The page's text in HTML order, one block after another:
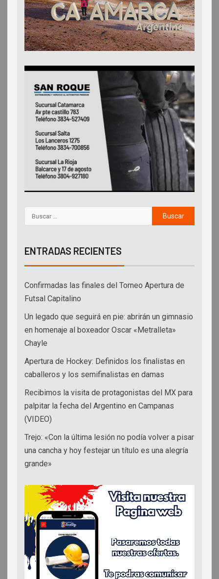
ENTRADAS RECIENTES
Confirmadas las finales del Torneo Apertura de
Futsal Capitalino
Un legado que seguirá en pie: abrirán un gimnasio
en homenaje al boxeador Oscar «Metralleta»
Chayle
Apertura de Hockey: Definidos los finalistas en
caballeros y los semifinalistas en damas
Recibimos la visita de protagonistas del MX para
palpitar la fecha del Argentino en Campanas
(VIDEO)
Trejo: «Con la última lesión no podía volver a pisar
una cancha y hoy festejar un título es una alegría
grande»